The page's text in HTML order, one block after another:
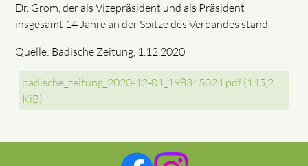
Dr. Grom, der als Vizepräsident und als Präsident
insgesamt 14 Jahre an der Spitze des Verbandes stand.
Quelle: Badische Zeitung, 1.12.2020
badische_zeitung_2020-12-01_198345024.pdf (145,2
KiB)